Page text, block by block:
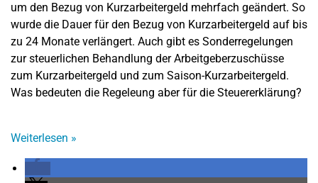
um den Bezug von Kurzarbeitergeld mehrfach geändert. So
wurde die Dauer für den Bezug von Kurzarbeitergeld auf bis
zu 24 Monate verlängert. Auch gibt es Sonderregelungen
zur steuerlichen Behandlung der Arbeitgeberzuschüsse
zum Kurzarbeitergeld und zum Saison-Kurzarbeitergeld.
Was bedeuten die Regeleung aber für die Steuererklärung?
Weiterlesen »